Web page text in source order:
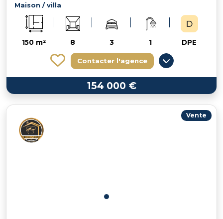
Maison / villa
150 m² 8 3 1 DPE
Contacter l'agence
154 000 €
Vente